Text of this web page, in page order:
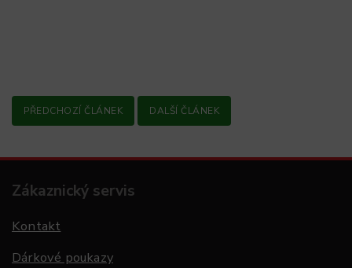
PŘEDCHOZÍ ČLÁNEK DALŠÍ ČLÁNEK
Zákaznický servis
Kontakt
Dárkové poukazy